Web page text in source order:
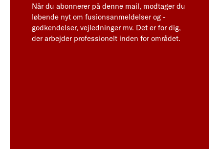
Når du abonnerer på denne mail, modtager du
løbende nyt om fusionsanmeldelser og -
godkendelser, vejledninger mv. Det er for dig,
der arbejder professionelt inden for området.